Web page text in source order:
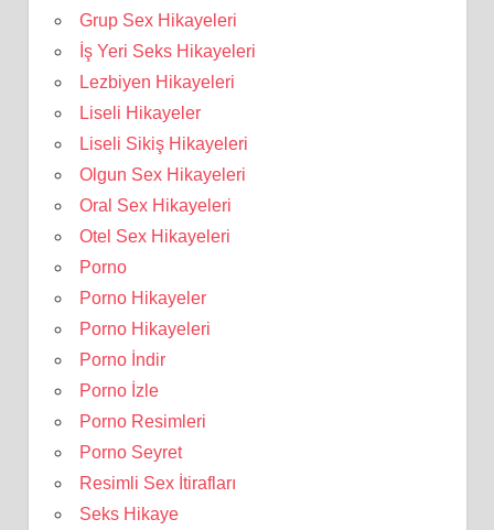
Grup Sex Hikayeleri
İş Yeri Seks Hikayeleri
Lezbiyen Hikayeleri
Liseli Hikayeler
Liseli Sikiş Hikayeleri
Olgun Sex Hikayeleri
Oral Sex Hikayeleri
Otel Sex Hikayeleri
Porno
Porno Hikayeler
Porno Hikayeleri
Porno İndir
Porno İzle
Porno Resimleri
Porno Seyret
Resimli Sex İtirafları
Seks Hikaye